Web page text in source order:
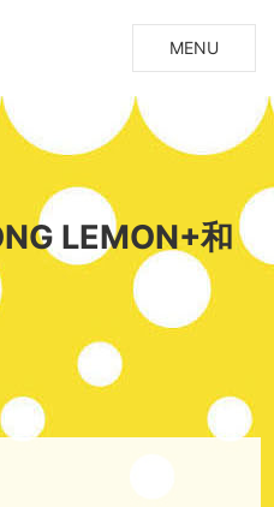
MENU
LEMON+和